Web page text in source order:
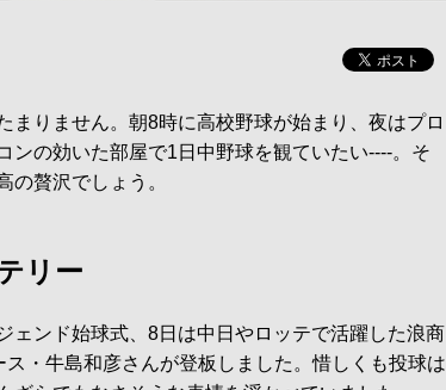
りません。朝8時に高校野球が始まり、夜はプロ
ンの効いた部屋で1日中野球を観ていたい----。そ
の贅沢でしょう。
リー
ンド始球式、8日は中日やロッテで活躍した浪商
・牛島和彦さんが登板しました。惜しくも投球は